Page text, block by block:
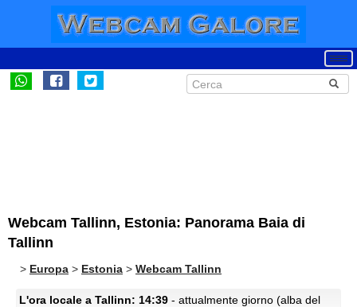
Webcam Tallinn, Estonia: Panorama Baia di
Tallinn
> Europa > Estonia > Webcam Tallinn
L'ora locale a Tallinn: 14:39 - attualmente giorno (alba del